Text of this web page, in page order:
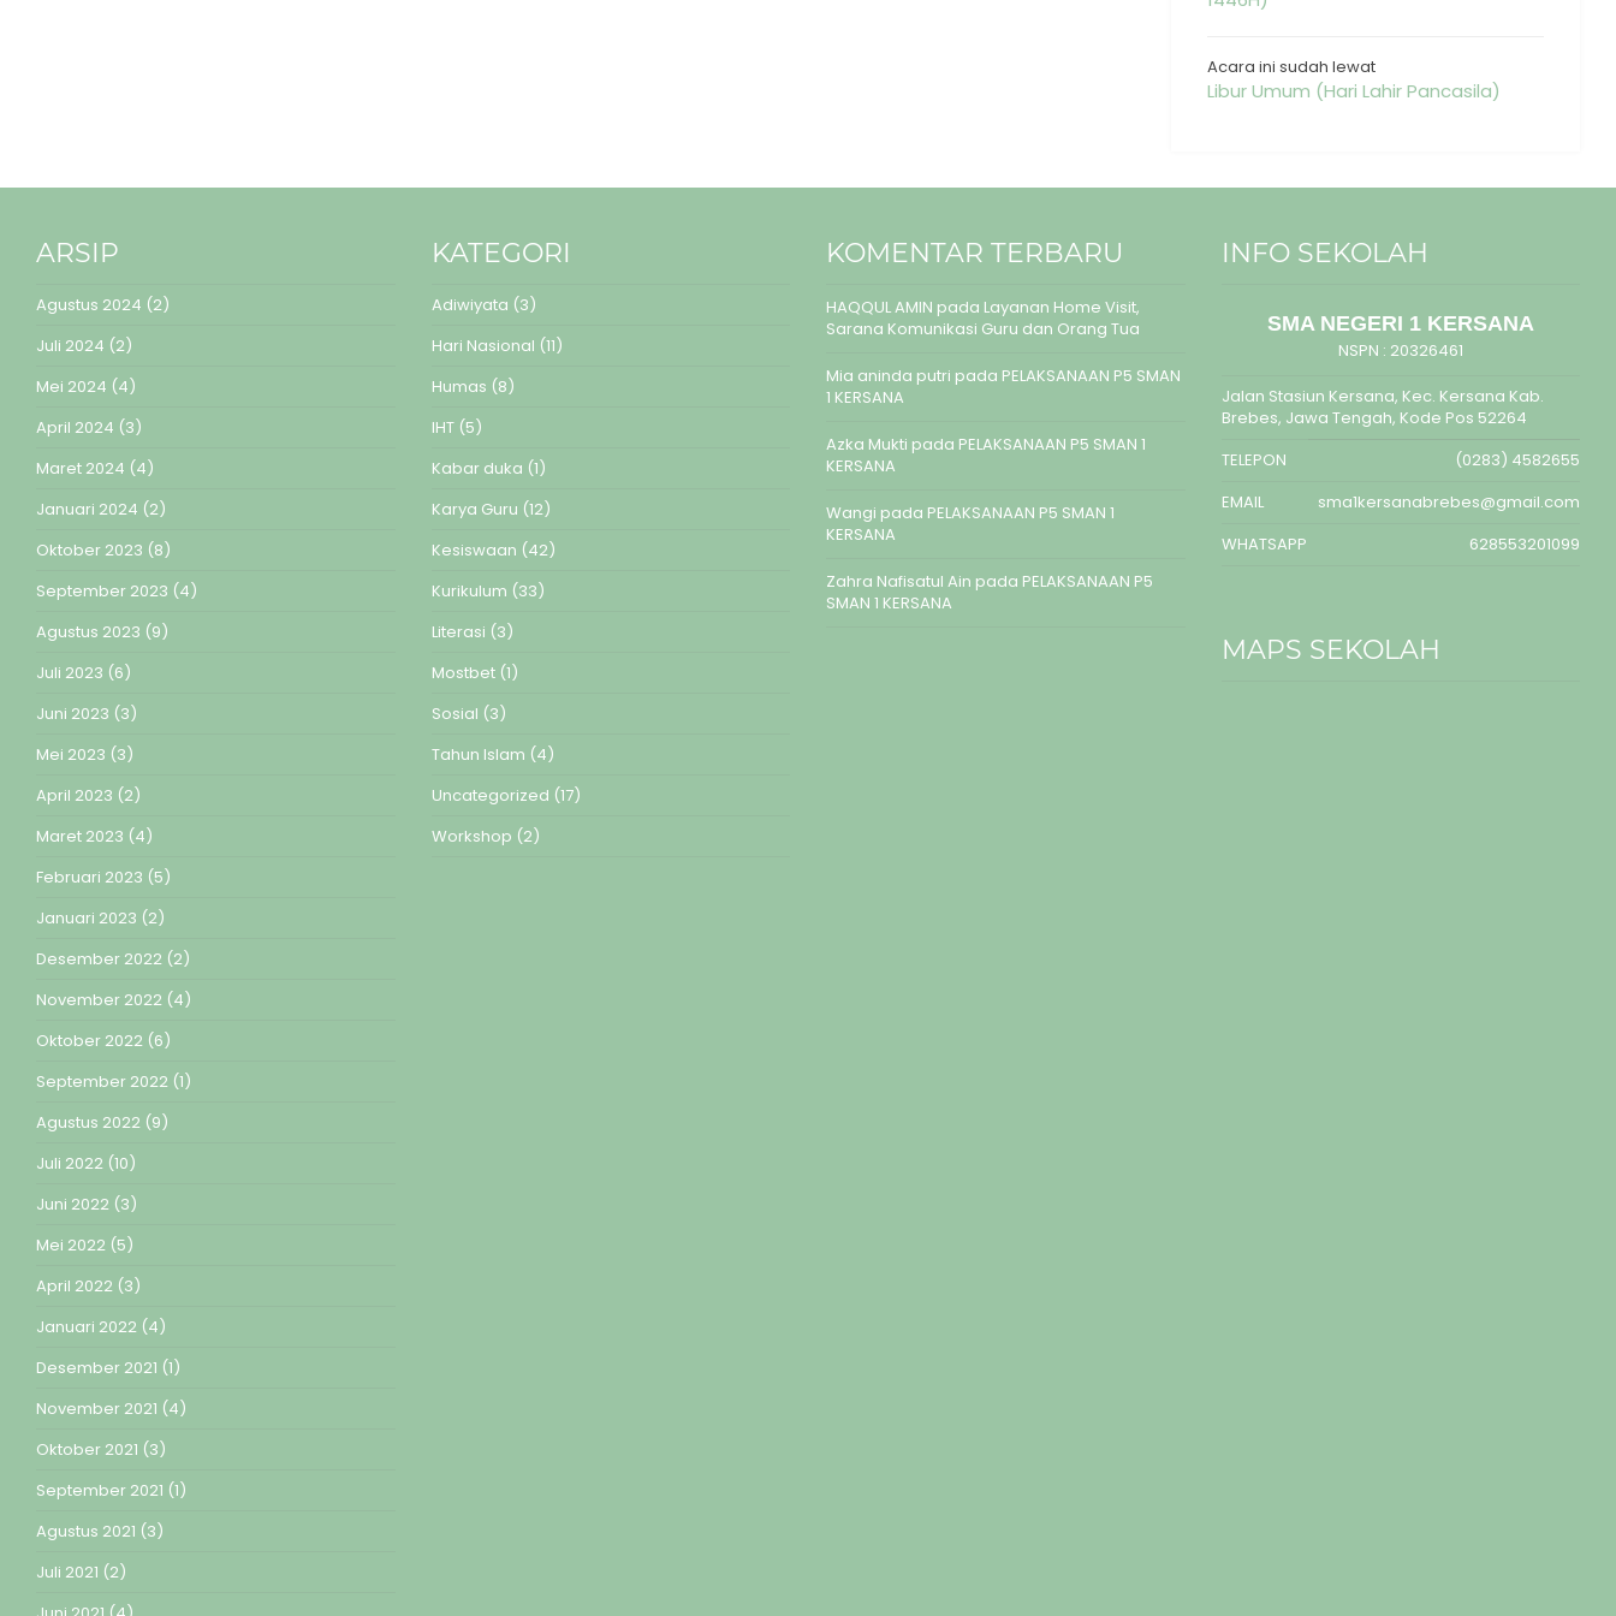
Acara ini sudah lewat
Libur Umum (Hari Lahir Pancasila)
ARSIP
Agustus 2024 (2)
Juli 2024 (2)
Mei 2024 (4)
April 2024 (3)
Maret 2024 (4)
Januari 2024 (2)
Oktober 2023 (8)
September 2023 (4)
Agustus 2023 (9)
Juli 2023 (6)
Juni 2023 (3)
Mei 2023 (3)
April 2023 (2)
Maret 2023 (4)
Februari 2023 (5)
Januari 2023 (2)
Desember 2022 (2)
November 2022 (4)
Oktober 2022 (6)
September 2022 (1)
Agustus 2022 (9)
Juli 2022 (10)
Juni 2022 (3)
Mei 2022 (5)
April 2022 (3)
Januari 2022 (4)
Desember 2021 (1)
November 2021 (4)
Oktober 2021 (3)
September 2021 (1)
Agustus 2021 (3)
Juli 2021 (2)
KATEGORI
Adiwiyata (3)
Hari Nasional (11)
Humas (8)
IHT(5)
Kabar duka (1)
Karya Guru (12)
Kesiswaan (42)
Kurikulum (33)
Literasi (3)
Mostbet(1)
Sosial (3)
Tahun Islam (4)
Uncategorized (17)
Workshop (2)
KOMENTAR TERBARU
HAQQUL AMIN pada Layanan Home Visit,
Sarana Komunikasi Guru dan Orang Tua
Mia aninda putri pada PELAKSANAAN P5 SMAN
1 KERSANA
Azka Mukti pada PELAKSANAAN P5 SMAN 1
KERSANA
Wangi pada PELAKSANAAN P5 SMAN 1
KERSANA
Zahra Nafisatul Ain pada PELAKSANAAN P5
SMAN 1 KERSANA
INFO SEKOLAH
SMA NEGERI 1 KERSANA
NSPN : 20326461
Jalan Stasiun Kersana, Kec. Kersana Kab.
Brebes, Jawa Tengah, Kode Pos 52264
TELEPON
(0283) 4582655
EMAIL
sma1kersanabrebes@gmail.com
WHATSAPP
628553201099
MAPS SEKOLAH